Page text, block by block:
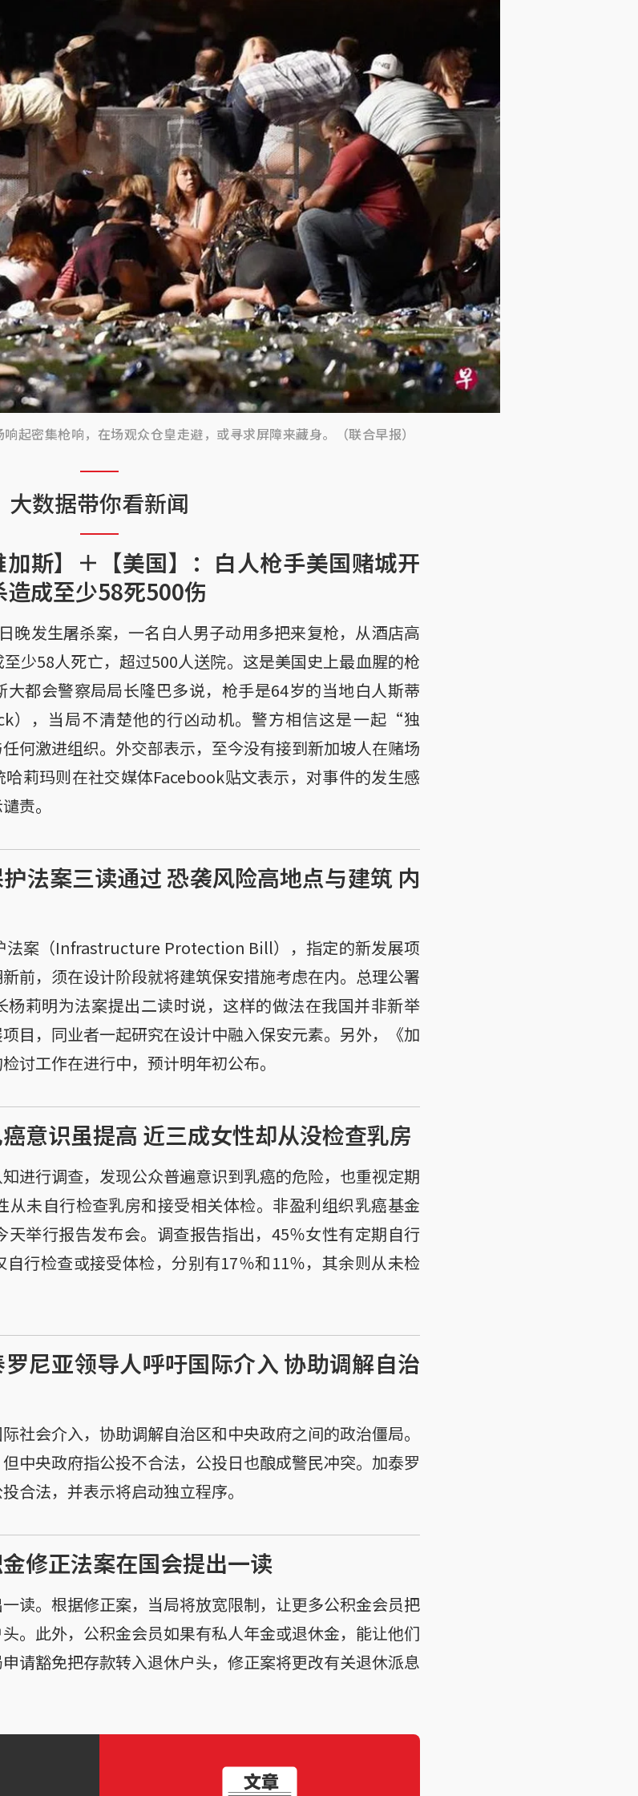
起密集枪响，在场观众仓皇走避，或寻求屏障来藏身。（联合早报）
大数据带你看新闻
加斯】＋【美国】：白人枪手美国赌城开
成至少58死500伤
晚发生屠杀案，一名白人男子动用多把来复枪，从酒店高
少58人死亡，超过500人送院。这是美国史上最血腥的枪
都会警察局局长隆巴多说，枪手是64岁的当地白人斯蒂
），当局不清楚他的行凶动机。警方相信这是一起“独
何激进组织。外交部表示，至今没有接到新加坡人在赌场
莉玛则在社交媒体Facebook贴文表示，对事件的发生感
责。
护法案三读通过 恐袭风险高地点与建筑 内
法案（Infrastructure Protection Bill），指定的新发展项
前，须在设计阶段就将建筑保安措施考虑在内。总理公署
莉明为法案提出二读时说，这样的做法在我国并非新举
目，同业者一起研究在设计中融入保安元素。另外，《加
讨工作在进行中，预计明年初公布。
癌意识虽提高 近三成女性却从没检查乳房
进行调查，发现公众普遍意识到乳癌的危险，也重视定期
从未自行检查乳房和接受相关体检。非盈利组织乳癌基金
天举行报告发布会。调查报告指出，45％女性有定期自行
行检查或接受体检，分别有17％和11％，其余则从未检
罗尼亚领导人呼吁国际介入 协助调解自治
社会介入，协助调解自治区和中央政府之间的政治僵局。
中央政府指公投不合法，公投日也酿成警民冲突。加泰罗
合法，并表示将启动独立程序。
金修正法案在国会提出一读
读。根据修正案，当局将放宽限制，让更多公积金会员把
。此外，公积金会员如果有私人年金或退休金，能让他们
请豁免把存款转入退休户头，修正案将更改有关退休派息